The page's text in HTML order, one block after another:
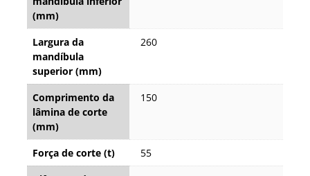
(mm)
Largura da
mandíbula
superior (mm)
260
Comprimento da
lâmina de corte
(mm)
150
Força de corte (t)
55